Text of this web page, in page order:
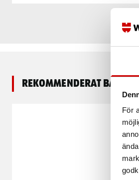
För
Rekommenderat